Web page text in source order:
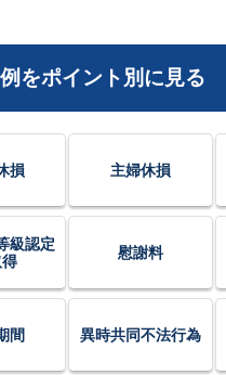
をポイント別に見る
損 主婦休損
級認定
慰謝料
間 異時共同不法行為